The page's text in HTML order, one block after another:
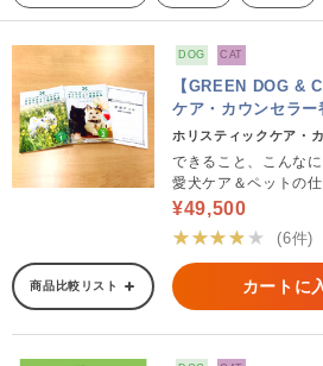
DOG CAT
【GREEN DOG &
ケア・カウンセラー
ホリスティックケア・
できること、こんなに
愛犬ケア＆ペットの
¥49,500
★★★★★
(6件)
商品比較リスト カートに